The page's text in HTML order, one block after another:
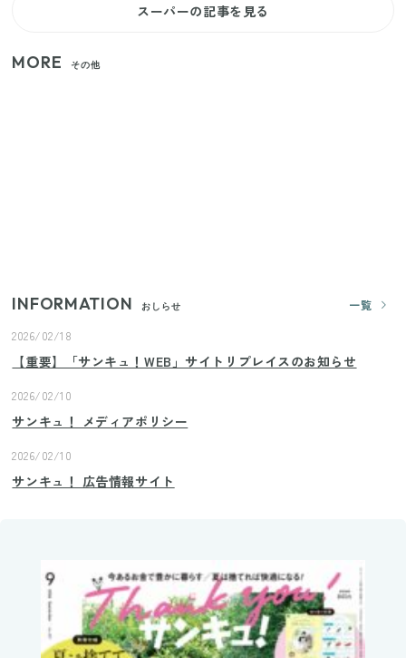
スーパーの記事を見る
MORE その他
INFORMATION おしらせ
一覧
2026/02/18
【重要】「サンキュ！WEB」サイトリプレイスのお知らせ
2026/02/10
サンキュ！ メディアポリシー
2026/02/10
サンキュ！ 広告情報サイト